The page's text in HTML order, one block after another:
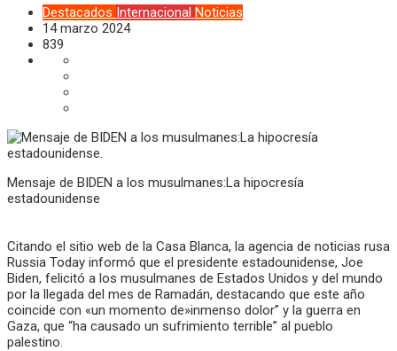
Destacados Internacional Noticias
14 marzo 2024
839
Mensaje de BIDEN a los musulmanes:La hipocresía
estadounidense
Citando el sitio web de la Casa Blanca, la agencia de noticias rusa
Russia Today informó que el presidente estadounidense, Joe
Biden, felicitó a los musulmanes de Estados Unidos y del mundo
por la llegada del mes de Ramadán, destacando que este año
coincide con «un momento de»inmenso dolor” y la guerra en
Gaza, que “ha causado un sufrimiento terrible” al pueblo
palestino.